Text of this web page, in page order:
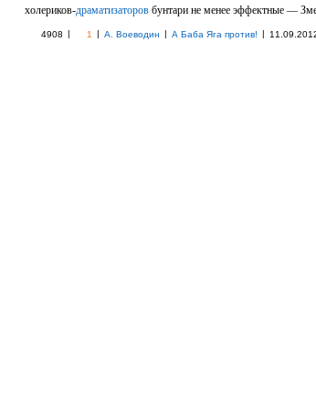
холериков-драматизаторов бунтари не менее эффектные —
4908 | 1 | А. Воеводин | А Баба Яга против! |